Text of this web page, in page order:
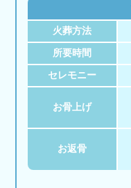
火葬方法
所要時間
セレモニー
お骨上げ
お返骨